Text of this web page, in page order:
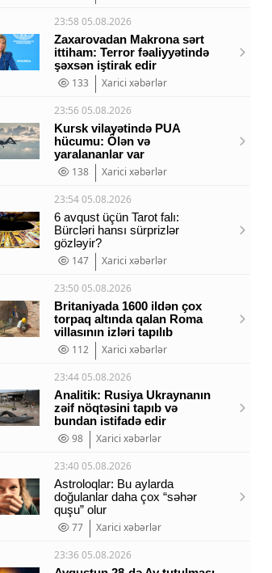
23:58 05.08.2026
Zaxarovadan Makrona sərt
ittiham: Terror fəaliyyətində
şəxsən iştirak edir
133
Xarici xəbərlər
23:56 05.08.2026
Kursk vilayətində PUA
hücumu: Ölən və
yaralananlar var
138
Xarici xəbərlər
23:54 05.08.2026
6 avqust üçün Tarot falı:
Bürcləri hansı sürprizlər
gözləyir?
147
Xarici xəbərlər
23:50 05.08.2026
Britaniyada 1600 ildən çox
torpaq altında qalan Roma
villasının izləri tapılıb
112
Xarici xəbərlər
23:44 05.08.2026
Analitik: Rusiya Ukraynanın
zəif nöqtəsini tapıb və
bundan istifadə edir
98
Xarici xəbərlər
23:40 05.08.2026
Astroloqlar: Bu aylarda
doğulanlar daha çox “səhər
quşu” olur
77
Xarici xəbərlər
23:36 05.08.2026